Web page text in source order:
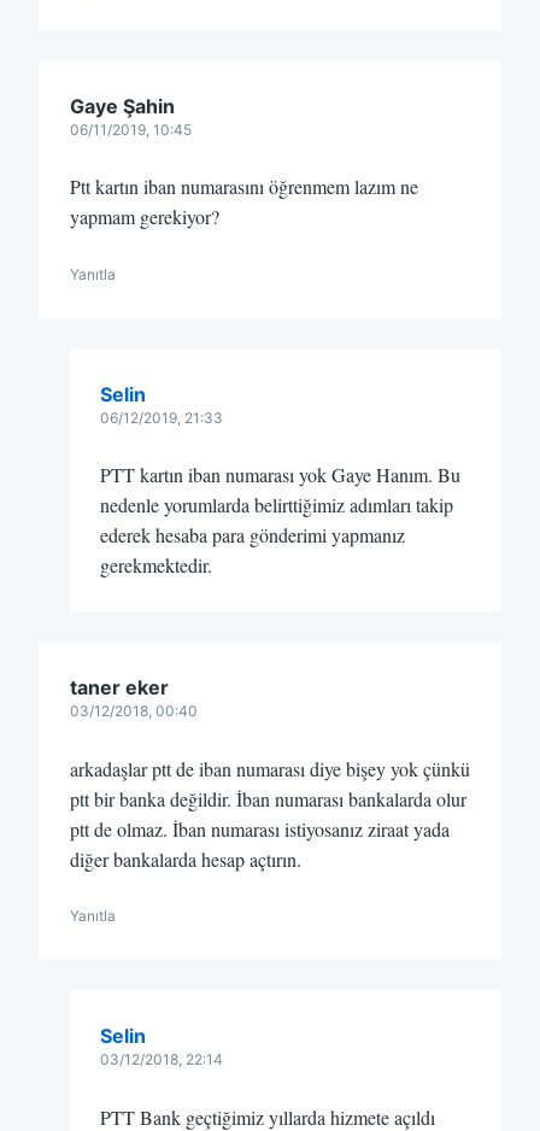
Gaye Şahin
06/11/2019, 10:45
Ptt kartın iban numarasını öğrenmem lazım ne
yapmam gerekiyor?
Yanıtla
Selin
06/12/2019, 21:33
PTT kartın iban numarası yok Gaye Hanım. Bu
nedenle yorumlarda belirttiğimiz adımları takip
ederek hesaba para gönderimi yapmanız
gerekmektedir.
taner eker
03/12/2018, 00:40
arkadaşlar ptt de iban numarası diye bişey yok çünkü
ptt bir banka değildir. İban numarası bankalarda olur
ptt de olmaz. İban numarası istiyosanız ziraat yada
diğer bankalarda hesap açtırın.
Yanıtla
Selin
03/12/2018, 22:14
PTT Bank geçtiğimiz yıllarda hizmete açıldı